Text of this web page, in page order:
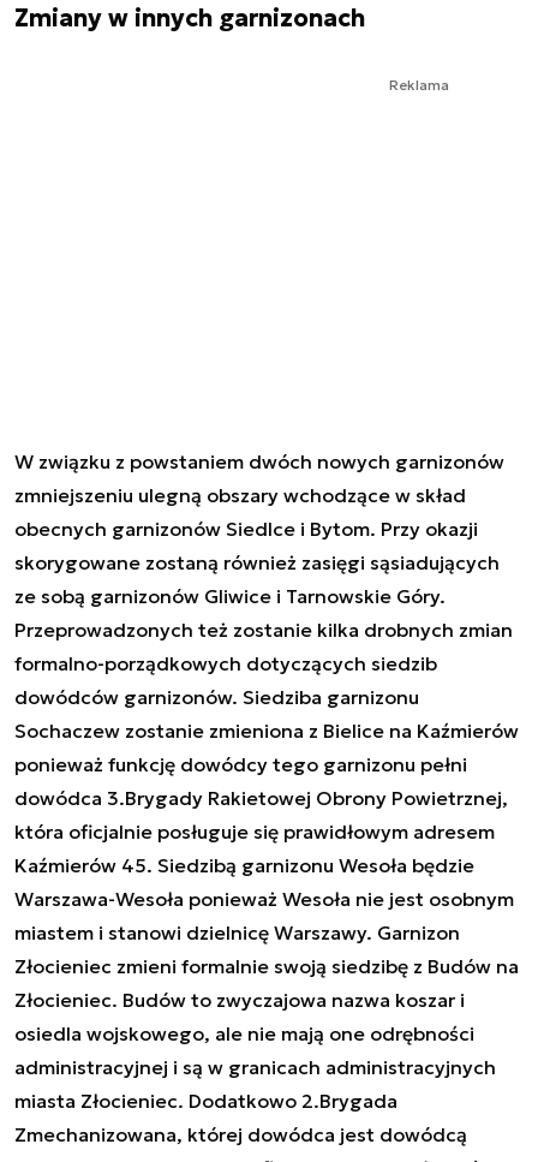
Zmiany w innych garnizonach
Reklama
W związku z powstaniem dwóch nowych garnizonów
zmniejszeniu ulegną obszary wchodzące w skład
obecnych garnizonów Siedlce i Bytom. Przy okazji
skorygowane zostaną również zasięgi sąsiadujących
ze sobą garnizonów Gliwice i Tarnowskie Góry.
Przeprowadzonych też zostanie kilka drobnych zmian
formalno-porządkowych dotyczących siedzib
dowódców garnizonów. Siedziba garnizonu
Sochaczew zostanie zmieniona z Bielice na Kaźmierów
ponieważ funkcję dowódcy tego garnizonu pełni
dowódca 3.Brygady Rakietowej Obrony Powietrznej,
która oficjalnie posługuje się prawidłowym adresem
Kaźmierów 45. Siedzibą garnizonu Wesoła będzie
Warszawa-Wesoła ponieważ Wesoła nie jest osobnym
miastem i stanowi dzielnicę Warszawy. Garnizon
Złocieniec zmieni formalnie swoją siedzibę z Budów na
Złocieniec. Budów to zwyczajowa nazwa koszar i
osiedla wojskowego, ale nie mają one odrębności
administracyjnej i są w granicach administracyjnych
miasta Złocieniec. Dodatkowo 2.Brygada
Zmechanizowana, której dowódca jest dowódcą